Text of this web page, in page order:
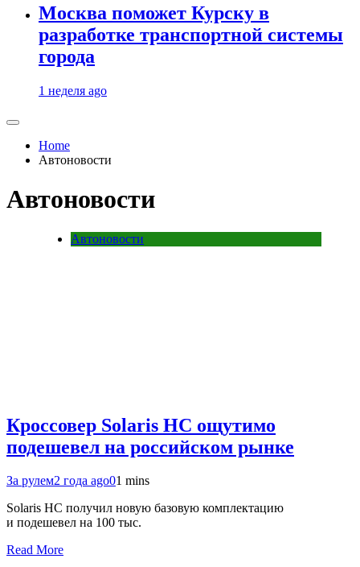
Москва поможет Курску в
разработке транспортной системы
города
1 неделя ago
Home
Автоновости
Автоновости
Автоновости
Кроссовер Solaris HC ощутимо
подешевел на российском рынке
За рулем2 года ago01 mins
Solaris HC получил новую базовую комплектацию
и подешевел на 100 тыс.
Read More